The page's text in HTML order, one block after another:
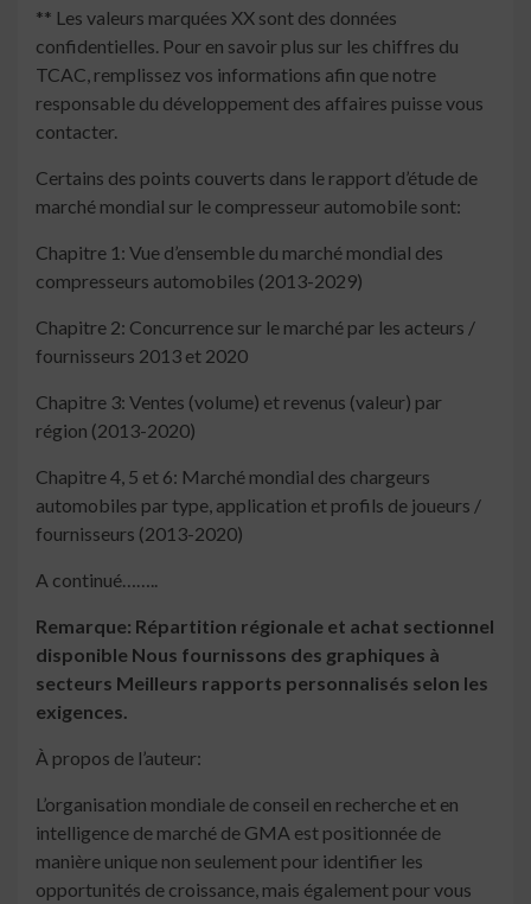
** Les valeurs marquées XX sont des données
confidentielles. Pour en savoir plus sur les chiffres du
TCAC, remplissez vos informations afin que notre
responsable du développement des affaires puisse vous
contacter.
Certains des points couverts dans le rapport d’étude de
marché mondial sur le compresseur automobile sont:
Chapitre 1: Vue d’ensemble du marché mondial des
compresseurs automobiles (2013-2029)
Chapitre 2: Concurrence sur le marché par les acteurs /
fournisseurs 2013 et 2020
Chapitre 3: Ventes (volume) et revenus (valeur) par
région (2013-2020)
Chapitre 4, 5 et 6: Marché mondial des chargeurs
automobiles par type, application et profils de joueurs /
fournisseurs (2013-2020)
A continué……..
Remarque: Répartition régionale et achat sectionnel
disponible Nous fournissons des graphiques à
secteurs Meilleurs rapports personnalisés selon les
exigences.
À propos de l’auteur:
L’organisation mondiale de conseil en recherche et en
intelligence de marché de GMA est positionnée de
manière unique non seulement pour identifier les
opportunités de croissance, mais également pour vous